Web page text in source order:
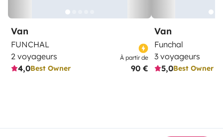
Van
FUNCHAL
2 voyageurs
4,0Best Owner
À partir de
90 €
Van
Funchal
3 voyageurs
5,0Best Owner